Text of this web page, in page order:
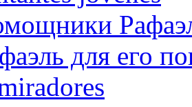
для его